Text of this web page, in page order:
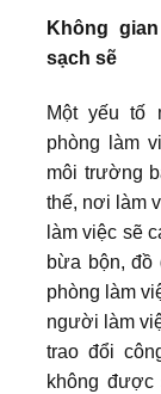
Không
sạch sẽ
Một yếu tố
phòng làm
môi trường
thế, nơi làm
làm việc sẽ
bừa bộn, đồ
phòng làm
người làm
trao đổi
không được